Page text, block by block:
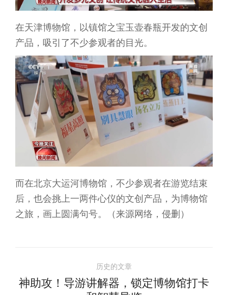
在天津博物馆，以镇馆之宝玉壶春瓶开发的文创
产品，吸引了不少参观者的目光。
而在北京大运河博物馆，不少参观者在游览结束
后，也会挑上一两件心仪的文创产品，为博物馆
之旅，画上圆满句号。（来源网络，侵删）
章
历史的文章
历
神助攻！导游讲解器，锁定博物馆打卡